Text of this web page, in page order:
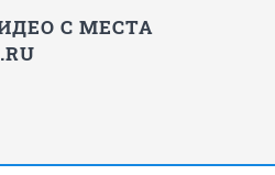
С МЕСТА